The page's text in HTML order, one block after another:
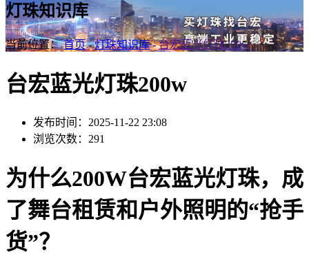
灯珠知识库
当前位置：首页-灯珠知识库-台宏蓝光灯珠200w
台宏蓝光灯珠200w
发布时间：2025-11-22 23:08
浏览次数：291
为什么200W台宏蓝光灯珠，成
了舞台租赁和户外照明的“抢手
货”？